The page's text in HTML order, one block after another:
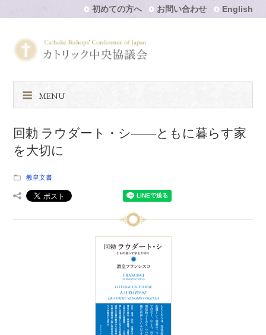
初めての方へ お問い合わせ English
MENU
回勅 ラウダート・シ――ともに暮らす家
を大切に
教皇文書